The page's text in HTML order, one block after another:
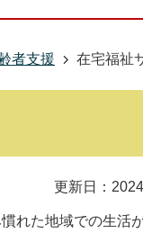
者支援 在宅福祉
更新日：
れた地域での生活